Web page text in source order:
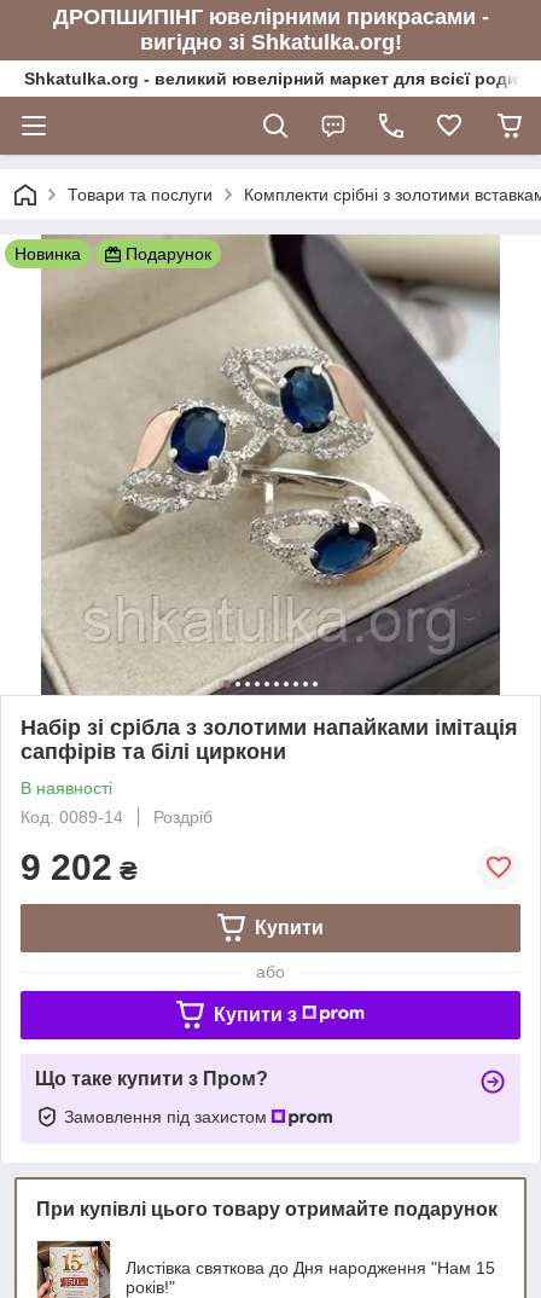
ДРОПШИПІНГ ювелірними прикрасами -
вигідно зі Shkatulka.org!
Shkatulka.org - великий ювелірний маркет для всієї
Товари та послуги Комплекти срібні з золотими
Новинка Подарунок
Набір зі срібла з золотими напайками імітація
сапфірів та білі циркони
В наявності
Код: 0089-14
Роздріб
9 202 ₴
Купити
або
Купити з
Що таке купити з Пром?
Замовлення під захистом
При купівлі цього товару отримайте подарунок
Листівка святкова до Дня народження "Нам 15
років!"